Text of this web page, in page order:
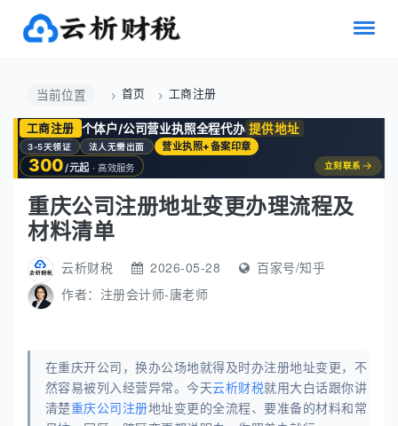
当前位置 首页 工商注册
工商注册 个体户/公司营业执照全程代办 提供地址
3-5天领证 法人无需出面 营业执照+备案印章
300/元起 · 高效服务 立刻联系 →
重庆公司注册地址变更办理流程及
材料清单
云析财税 2026-05-28
百家号/知乎
作者： 注册会计师-唐老师
在重庆开公司，换办公场地就得及时办注册地址变更，不
然容易被列入经营异常。今天云析财税就用大白话跟你讲
清楚重庆公司注册地址变更的全流程、要准备的材料和常